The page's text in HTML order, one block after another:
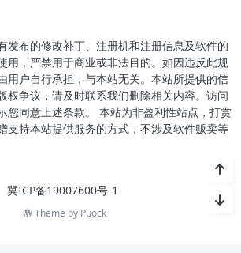
发布的修改补丁、注册机和注册信息及软件的
用，严禁用于商业或非法目的。如因违反此规
用户自行承担，与本站无关。本站所提供的信
权争议，请及时联系我们删除相关内容。访问
您同意上述条款。 本站为非盈利性站点，打赏
支持本站提供服务的方式，不涉及软件贩卖等
冀ICP备19007600号-1
Theme by Puock